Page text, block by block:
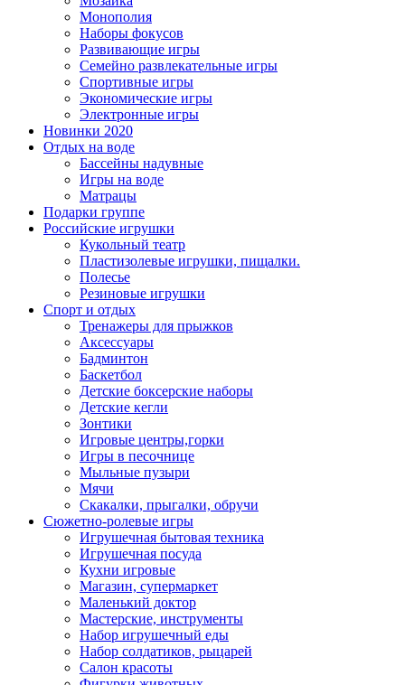
Монополия
Наборы фокусов
Развивающие игры
Семейно развлекательные игры
Спортивные игры
Экономические игры
Электронные игры
Новинки 2020
Отдых на воде
Бассейны надувные
Игры на воде
Матрацы
Подарки группе
Российские игрушки
Кукольный театр
Пластизолевые игрушки, пищалки.
Полесье
Резиновые игрушки
Спорт и отдых
Тренажеры для прыжков
Аксессуары
Бадминтон
Баскетбол
Детские боксерские наборы
Детские кегли
Зонтики
Игровые центры,горки
Игры в песочнице
Мыльные пузыри
Мячи
Скакалки, прыгалки, обручи
Сюжетно-ролевые игры
Игрушечная бытовая техника
Игрушечная посуда
Кухни игровые
Магазин, супермаркет
Маленький доктор
Мастерские, инструменты
Набор игрушечный еды
Набор солдатиков, рыцарей
Салон красоты